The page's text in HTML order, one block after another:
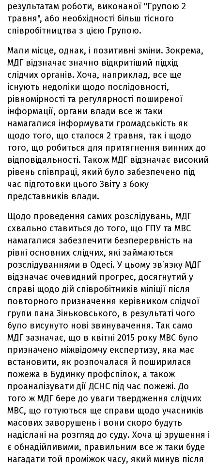
результатам роботи, виконаної "Групою 2
травня", або необхідності більш тісного
співробітництва з цією Групою.
Мали місце, однак, і позитивні зміни. Зокрема,
МДГ відзначає значно відкритіший підхід
слідчих органів. Хоча, наприклад, все ще
існують недоліки щодо послідовності,
рівномірності та регулярності поширеної
інформації, органи влади все ж таки
намагалися інформувати громадськість як
щодо того, що сталося 2 травня, так і щодо
того, що робиться для притягнення винних до
відповідальності. Також МДГ відзначає високий
рівень співпраці, який було забезпечено під
час підготовки цього Звіту з боку
представників влади.
Щодо проведення самих розслідувань, МДГ
схвально ставиться до того, що ГПУ та МВС
намагалися забезпечити безперервність на
рівні основних слідчих, які займаються
розслідуваннями в Одесі. У цьому зв’язку МДГ
відзначає очевидний прогрес, досягнутий у
справі щодо дій співробітників міліції після
повторного призначення керівником слідчої
групи пана Зіньковського, в результаті чого
було висунуто нові звинувачення. Так само
МДГ зазначає, що в квітні 2015 року МВС було
призначено міжвідомчу експертизу, яка має
встановити, як розпочалася й поширилася
пожежа в Будинку профспілок, а також
проаналізувати дії ДСНС під час пожежі. До
того ж МДГ бере до уваги твердження слідчих
МВС, що готуються ще справи щодо учасників
масових заворушень і вони скоро будуть
надіслані на розгляд до суду. Хоча ці зрушення і
є обнадійливими, правильним все ж таки буде
нагадати той проміжок часу, який минув після